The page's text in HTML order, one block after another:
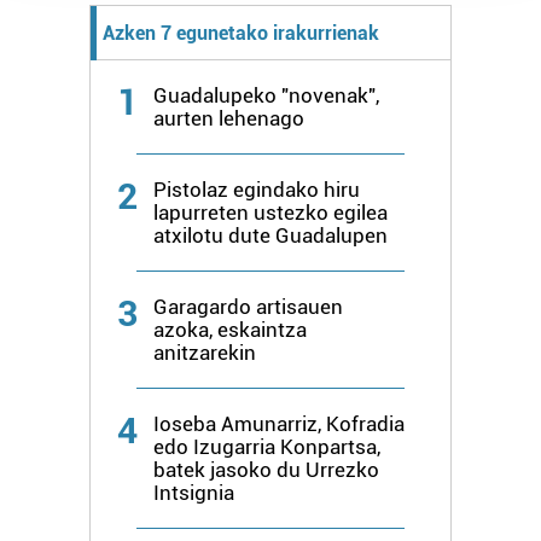
prozesatzen ditugu, zure IP zenbakia, besteak beste,
teknologia erabiliz, cookieak adibidez, iragarki eta eduki
neurtzeko, jendeari buruzko informazioa biltzeko eta
produktuak garatzeko. Zure datuak nork eta zertarako
erabiltzen dituen hauta dezakezu.
Bazkide batzuek ez dizute baimenik eskatzen, eta beren
interes komertzial legitimoetan babesten dira. Ikusi gure
bazkideen zerrenda, beren ustez zein helburutarako
duten interes legitimoa eta horren aurka nola egin
dezakezun ikusteko.
Lortu zure datu pertsonalak prozesatzeko moduari
buruzko informazio gehiago eta ezarri zure lehentasunak
datuen atalean. Edozein unetan alda edo ken dezakezu
zure baimena Cookieen adierazpenean.
Webgune honek cookie propioak eta hirugarrenen cookie-
Azken 7 egunetako irakurrienak
1
Guadalupeko "novenak",
aurten lehenago
2
Pistolaz egindako hiru
lapurreten ustezko egilea
atxilotu dute Guadalupen
3
Garagardo artisauen
azoka, eskaintza
anitzarekin
4
Ioseba Amunarriz, Kofradia
edo Izugarria Konpartsa,
batek jasoko du Urrezko
Intsignia